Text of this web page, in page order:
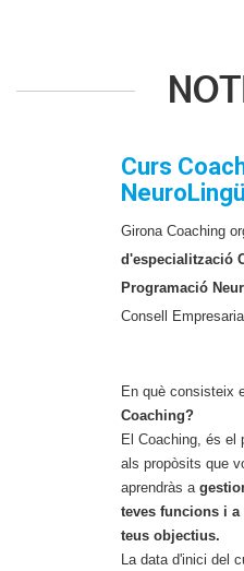
Curs
Girona Coaching
d'especialització
Programació
Consell
En què consisteix
Coaching?
El Coaching, és el
als propòsits que
aprendràs a
teves funcions i
teus objectius.
La data d'inici del